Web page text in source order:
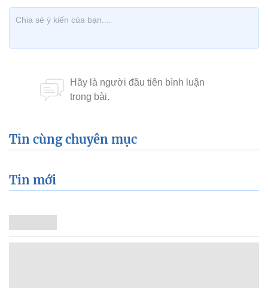
Tin cùng chuyên mục
Tin mới